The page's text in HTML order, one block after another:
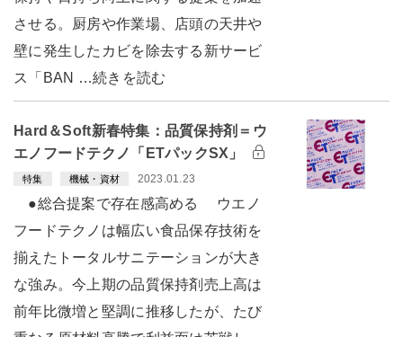
させる。厨房や作業場、店頭の天井や
壁に発生したカビを除去する新サービ
ス「BAN …続きを読む
Hard＆Soft新春特集：品質保持剤＝ウ
エノフードテクノ「ETパックSX」
特集 機械・資材 2023.01.23
●総合提案で存在感高める ウエノ
フードテクノは幅広い食品保存技術を
揃えたトータルサニテーションが大き
な強み。今上期の品質保持剤売上高は
前年比微増と堅調に推移したが、たび